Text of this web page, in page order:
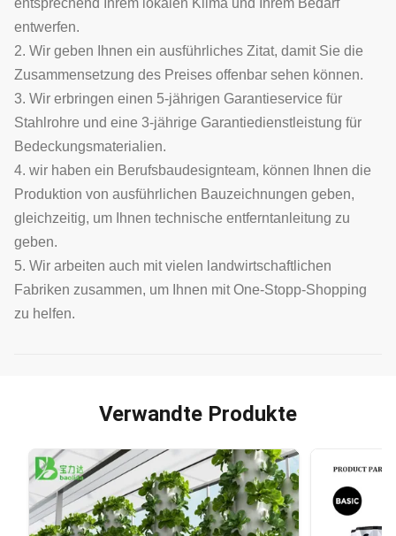
entwerfen.
2. Wir geben Ihnen ein ausführliches Zitat, damit Sie die
Zusammensetzung des Preises offenbar sehen können.
3. Wir erbringen einen 5-jährigen Garantieservice für
Stahlrohre und eine 3-jährige Garantiedienstleistung für
Bedeckungsmaterialien.
4. wir haben ein Berufsbaudesignteam, können Ihnen die
Produktion von ausführlichen Bauzeichnungen geben,
gleichzeitig, um Ihnen technische entferntanleitung zu
geben.
5. Wir arbeiten auch mit vielen landwirtschaftlichen
Fabriken zusammen, um Ihnen mit One-Stopp-Shopping
zu helfen.
Verwandte Produkte